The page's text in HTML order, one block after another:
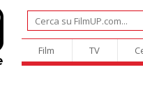
Film TV